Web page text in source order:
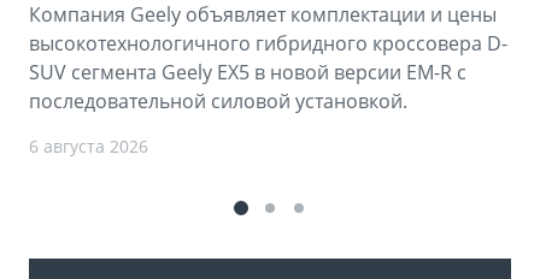
Компания Geely объявляет комплектации и цены
высокотехнологичного гибридного кроссовера D-
SUV сегмента Geely EX5 в новой версии EM-R с
последовательной силовой установкой.
6 августа 2026